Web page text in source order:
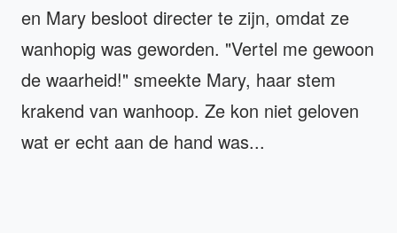
en Mary besloot directer te zijn, omdat ze
wanhopig was geworden. "Vertel me gewoon
de waarheid!" smeekte Mary, haar stem
krakend van wanhoop. Ze kon niet geloven
wat er echt aan de hand was...